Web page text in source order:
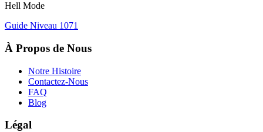
Hell Mode
Guide Niveau 1071
À Propos de Nous
Notre Histoire
Contactez-Nous
FAQ
Blog
Légal